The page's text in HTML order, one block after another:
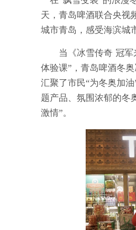
天，青岛啤酒联合央视
城市青岛，感受海滨城
当《冰雪传奇 冠军来
体验课”，青岛啤酒冬
汇聚了市民“为冬奥加
题产品、氛围浓郁的冬
激情”。